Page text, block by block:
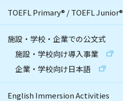
TOEFL Primary® /TOEFL Junior®
施設・学校・企業での公文式
施設・学校向け導入事業
企業・学校向け日本語
English Immersion Activities